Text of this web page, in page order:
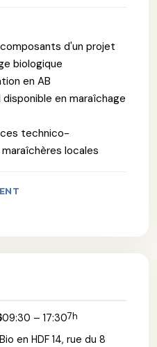
d'un projet
biologique
en AB
en maraîchage
technico-
locales
09:30 – 17:307h
en HDF 14, rue du 8